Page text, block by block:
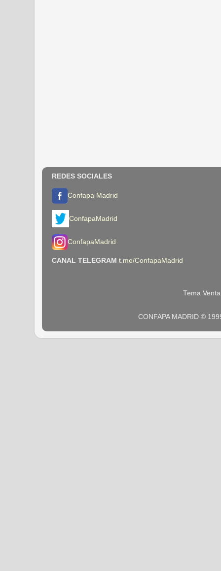
REDES SOCIALES
Confapa Madrid
ConfapaMadrid
ConfapaMadrid
CANAL TELEGRAM t.me/ConfapaMadrid
Tema
CONFAPA MADRID ©